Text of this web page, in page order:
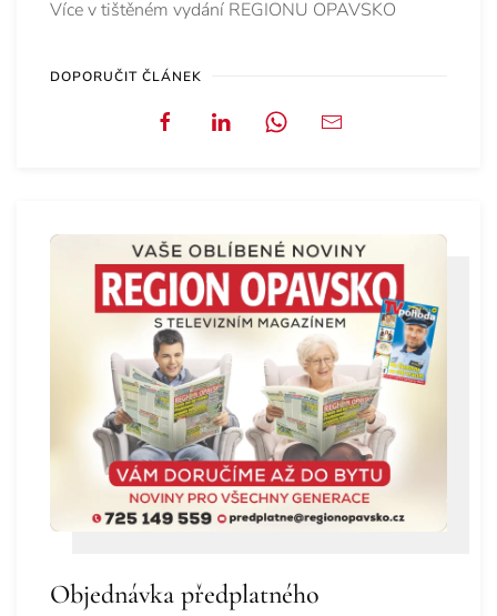
Více v tištěném vydání REGIONU OPAVSKO
DOPORUČIT ČLÁNEK
Objednávka předplatného